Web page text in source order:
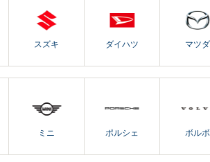
スズキ ダイハツ マツダ
ミニ ポルシェ ボルボ